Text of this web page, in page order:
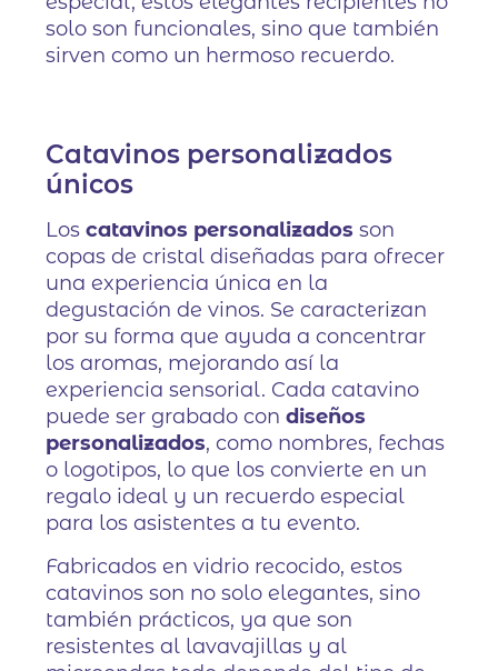
solo son funcionales, sino que también
sirven como un hermoso recuerdo.
Catavinos personalizados
únicos
Loscatavinos personalizados son
copas de cristal diseñadas para ofrecer
una experiencia única en la
degustación de vinos. Se caracterizan
por su forma que ayuda a concentrar
los aromas, mejorando así la
experiencia sensorial. Cada catavino
puede ser grabado condiseños
personalizados, como nombres, fechas
o logotipos, lo que los convierte en un
regalo ideal y un recuerdo especial
para los asistentes a tu evento.
Fabricados en vidrio recocido, estos
catavinos son no solo elegantes, sino
también prácticos, ya que son
resistentes al lavavajillas y al